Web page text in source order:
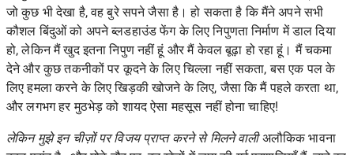
जो कुछ भी देखा है, वह बुरे सपने जैसा है। हो सकता है कि मैंने अपने सभी
कौशल बिंदुओं को अपने ब्लडहाउंड फेंग के लिए निपुणता निर्माण में डाल दिया
हो, लेकिन मैं खुद इतना निपुण नहीं हूं और मैं केवल बूढ़ा हो रहा हूं। मैं चकमा
देने और कुछ तकनीकों पर कूदने के लिए चिल्ला नहीं सकता, बस एक पल के
लिए हमला करने के लिए खिड़की खोजने के लिए, जैसा कि मैं पहले करता था,
और लगभग हर मुठभेड़ को शायद ऐसा महसूस नहीं होना चाहिए!
लेकिन मुझे इन चीज़ों पर विजय प्राप्त करने से मिलने वालीअलौकिक भावना